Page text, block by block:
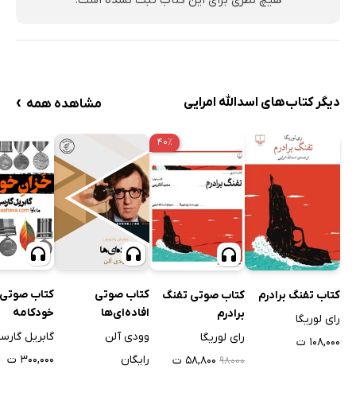
دیگر کتاب‌های اسدالله امرایی مشاهده همه ›
کتاب تفنگ برادرم
رای لوریگا
۱۰۸,۰۰۰ ت
۴۰٪
کتاب صوتی تفنگ
برادرم
رای لوریگا
۹۸۰۰۰ ۵۸,۸۰۰ ت
کتاب صوتی
افاده‌ای‌ها
وودی آلن
رایگان
کتاب
خودکامه
گابریل
۳۰۰,۰۰۰ ت